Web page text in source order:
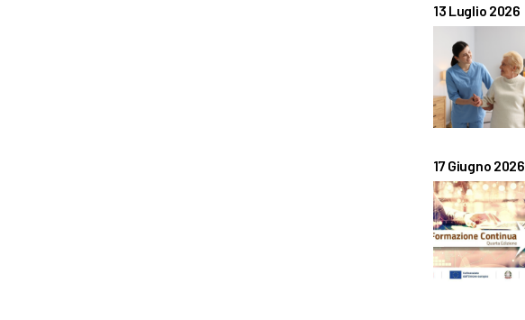
13 Luglio 2026
17 Giugno 2026